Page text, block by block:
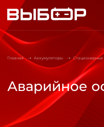
Перейти к основному
Главная Аккумуляторы Стационарные
Аварийное